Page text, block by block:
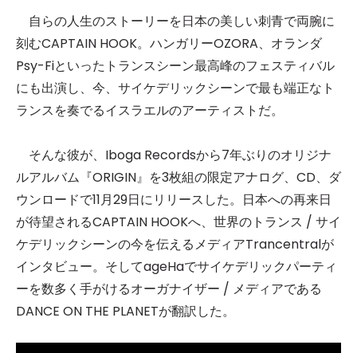
自らの人生のストーリーを日本の美しい刺青で両腕に
刻むCAPTAIN HOOK。ハンガリーOZORA、オランダ
Psy-Fiといったトランスシーン最高峰のフェスティバル
にも出演し、今、サイケデリックシーンで最も端正なト
ランスを奏でるイスラエルのアーティストだ。
そんな彼が、Iboga Recordsから7年ぶりのオリジナ
ルアルバム『ORIGIN』を3枚組の限定アナログ、CD、ダ
ウンロードで11月29日にリリースした。日本への再来日
が待望されるCAPTAIN HOOKへ、世界のトランス / サイ
ケデリックシーンの今を伝えるメディアTrancentralが
インタビュー。そしてageHaでサイケデリックパーティ
ーを数多く手がけるオーガナイザー / メディアである
DANCE ON THE PLANETが翻訳した。